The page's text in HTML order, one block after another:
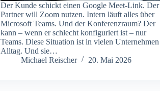
Der Kunde schickt einen Google Meet-Link. Der
Partner will Zoom nutzen. Intern läuft alles über
Microsoft Teams. Und der Konferenzraum? Der
kann – wenn er schlecht konfiguriert ist – nur
Teams. Diese Situation ist in vielen Unternehmen
Alltag. Und sie…
Michael Reischer
20. Mai 2026